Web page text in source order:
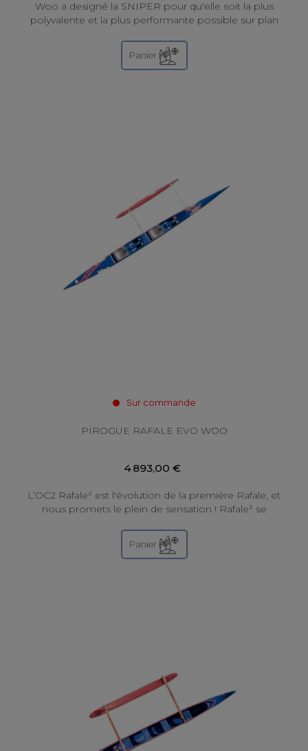
Woo a designé la SNIPER pour qu'elle soit la plus
polyvalente et la plus performante possible sur plan
Panier
Sur commande
PIROGUE RAFALE EVO WOO
4 893,00 €
L’OC2 Rafale² est l'évolution de la première Rafale, et
nous promets le plein de sensation ! Rafale² se
Panier